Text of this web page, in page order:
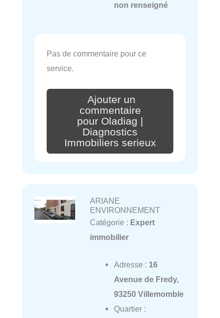
non renseigné
Pas de commentaire pour ce
service.
Ajouter un
commentaire
pour Oladiag |
Diagnostics
Immobiliers serieux
ARIANE
ENVIRONNEMENT
Catégorie : Expert
immobilier
Adresse : 16
Avenue de Fredy,
93250 Villemomble
Quartier :